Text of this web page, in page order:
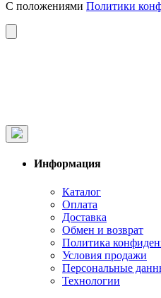
С положениями Политики
Информация
Каталог
Оплата
Доставка
Обмен и возврат
Политика
Условия продажи
Персональные
Технологии